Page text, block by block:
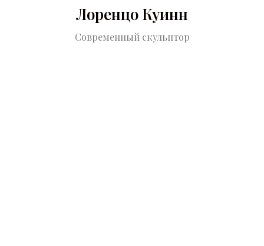
Лоренцо Куинн
Cовременный скульптор